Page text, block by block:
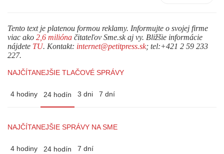
Tento text je platenou formou reklamy. Informujte o svojej firme
viac ako 2,6 milióna čitateľov Sme.sk aj vy. Bližšie informácie
nájdete TU. Kontakt: internet@petitpress.sk; tel:+421 2 59 233
227.
NAJČÍTANEJŠIE TLAČOVÉ SPRÁVY
4 hodiny 24 hodín 3 dni 7 dní
NAJČÍTANEJŠIE SPRÁVY NA SME
4 hodiny 24 hodín 7 dní